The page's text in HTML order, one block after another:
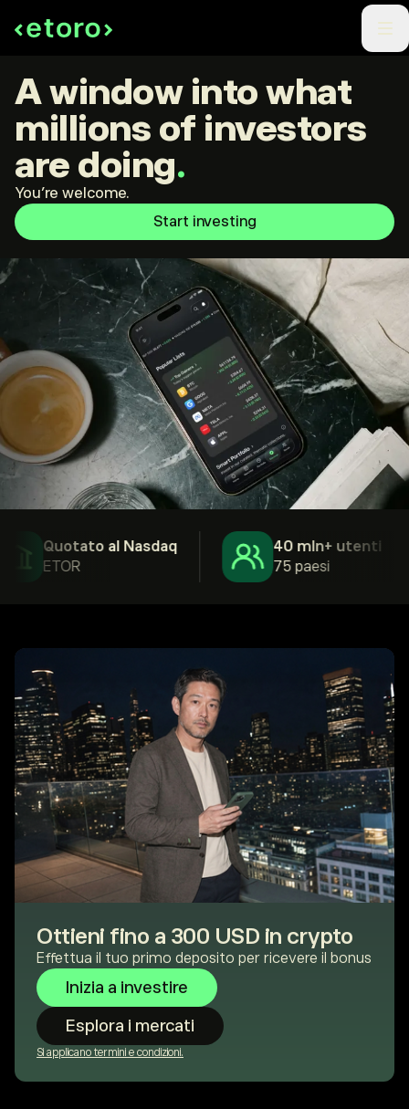
A window into what
millions of investors
are doing.
You're welcome.
Start investing
Quotato al Nasdaq
ETOR
40 mln+ utenti
75 paesi
Ottieni fino a 300 USD in crypto
Effettua il tuo primo deposito per ricevere il bonus
Inizia a investire
Esplora i mercati
Si applicano termini e condizioni.